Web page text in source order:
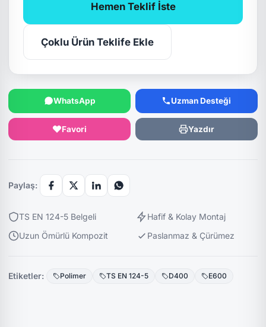
Hemen Teklif İste
Çoklu Ürün Teklife Ekle
WhatsApp Uzman Desteği
Favori Yazdır
Paylaş:
TS EN 124-5 Belgeli
Hafif & Kolay Montaj
Uzun Ömürlü Kompozit
Paslanmaz & Çürümez
Etiketler: Polimer TS EN 124-5 D400 E600